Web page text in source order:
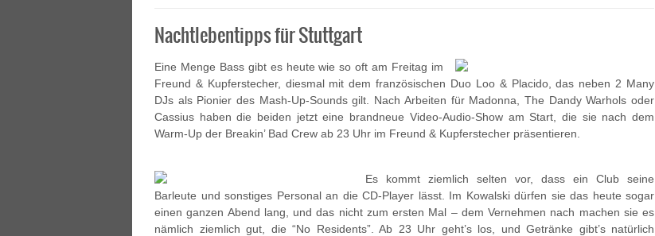
Nachtlebentipps für Stuttgart
Eine Menge Bass gibt es heute wie so oft am Freitag im
Freund & Kupferstecher, diesmal mit dem französischen Duo Loo & Placido, das neben 2 Many
DJs als Pionier des Mash-Up-Sounds gilt. Nach Arbeiten für Madonna, The Dandy Warhols oder
Cassius haben die beiden jetzt eine brandneue Video-Audio-Show am Start, die sie nach dem
Warm-Up der Breakin’ Bad Crew ab 23 Uhr im Freund & Kupferstecher präsentieren.
Es kommt ziemlich selten vor, dass ein Club seine
Barleute und sonstiges Personal an die CD-Player lässt. Im Kowalski dürfen sie das heute sogar
einen ganzen Abend lang, und das nicht zum ersten Mal – dem Vernehmen nach machen sie es
nämlich ziemlich gut, die “No Residents”. Ab 23 Uhr geht’s los, und Getränke gibt’s natürlich